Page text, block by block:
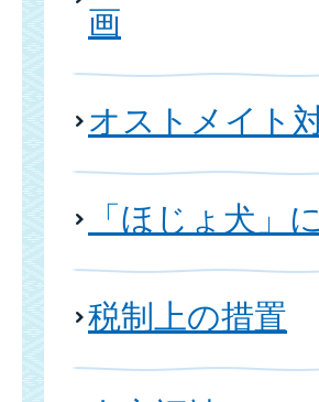
画
オストメイト
「ほじょ犬」
税制上の措置